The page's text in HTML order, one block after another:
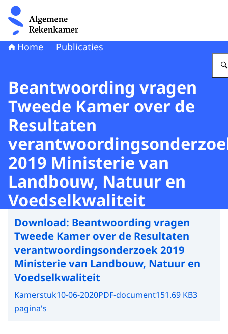
Naar de homepage van Algemene Rekenkamer
Home Publicaties
Beantwoording vragen
Tweede Kamer over de
Resultaten
2019 Ministerie van
Landbouw, Natuur en
Voedselkwaliteit
Download: Beantwoording vragen
Tweede Kamer over de Resultaten
verantwoordingsonderzoek 2019
Ministerie van Landbouw, Natuur en
Voedselkwaliteit
Kamerstuk10-06-2020PDF-document151.69 KB3
pagina's